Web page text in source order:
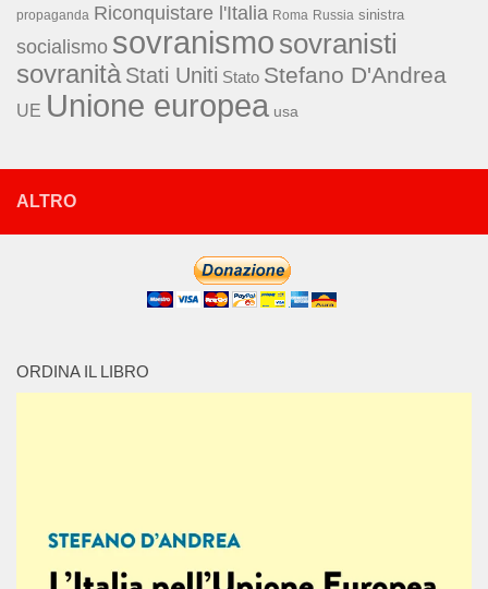
propaganda Riconquistare l'Italia Roma Russia sinistra
socialismo sovranismo sovranisti
sovranità Stati Uniti Stato Stefano D'Andrea
UE Unione europea usa
ALTRO
ORDINA IL LIBRO